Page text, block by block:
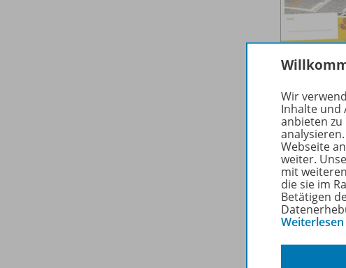
Wir
Inhalte und
anbieten
Webseite
weiter.
mit
die sie im
Betätigen
Weiterlesen